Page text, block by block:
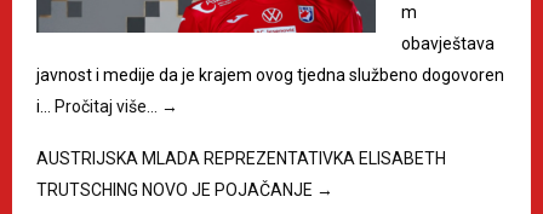
m
obavještava
javnost i medije da je krajem ovog tjedna službeno dogovoren
i… Pročitaj više… →
AUSTRIJSKA MLADA REPREZENTATIVKA ELISABETH
TRUTSCHING NOVO JE POJAČANJE →